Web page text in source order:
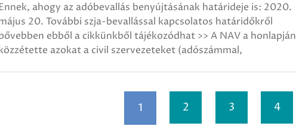
ahogy az adóbevallás benyújtásának határideje is: 2020.
20. További szja-bevallással kapcsolatos határidőkről
ebből a cikkünkből tájékozódhat >> A NAV a honlapján
azokat a civil szervezeteket (adószámmal,
1 2 3 4